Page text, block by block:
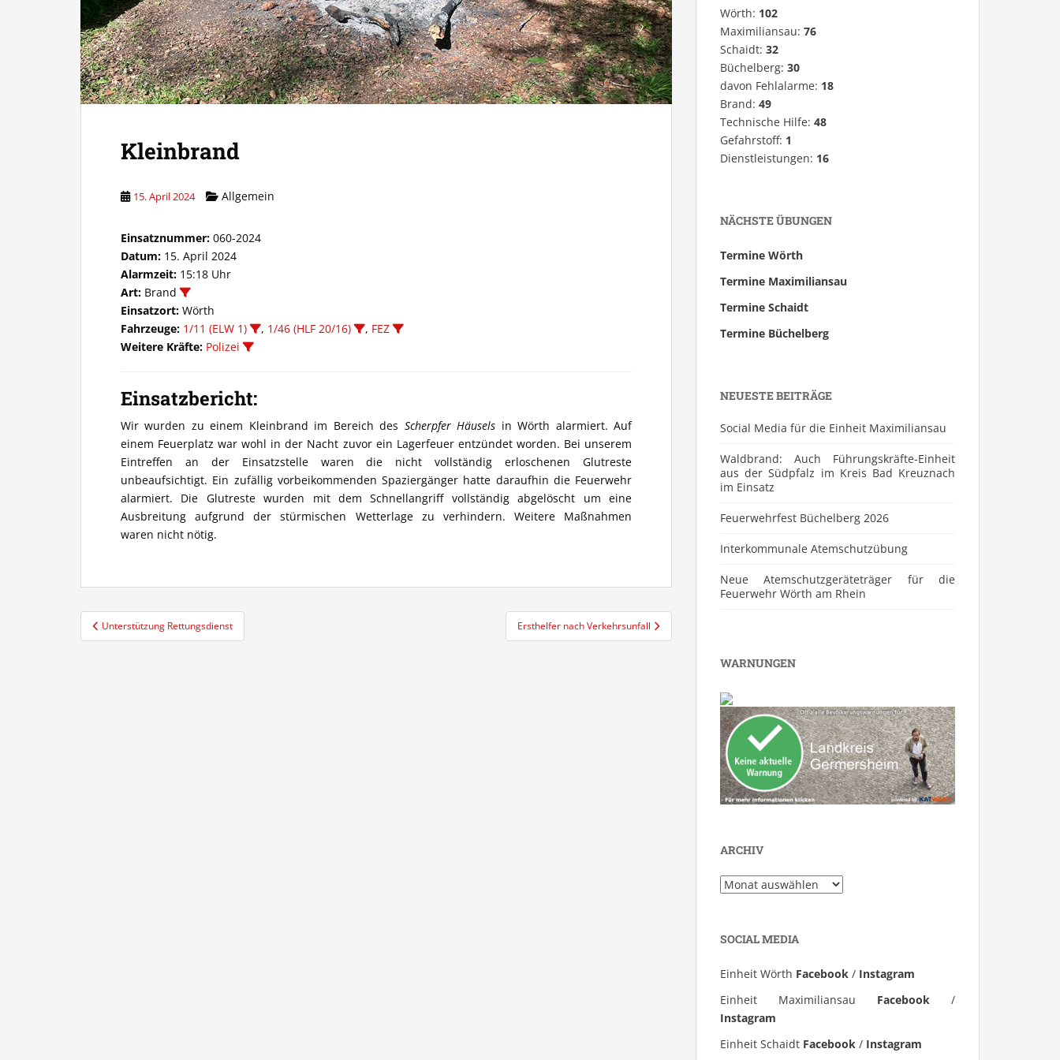
Kleinbrand
15. April 2024 Allgemein
Einsatznummer: 060-2024
Datum: 15. April 2024
Alarmzeit: 15:18 Uhr
Art: Brand
Einsatzort: Wörth
Fahrzeuge: 1/11 (ELW 1) , 1/46 (HLF 20/16) , FEZ
Weitere Kräfte: Polizei
Einsatzbericht:
Wir wurden zu einem Kleinbrand im Bereich des Scherpfer Häusels in Wörth alarmiert. Auf
einem Feuerplatz war wohl in der Nacht zuvor ein Lagerfeuer entzündet worden. Bei unserem
Eintreffen an der Einsatzstelle waren die nicht vollständig erloschenen Glutreste
unbeaufsichtigt. Ein zufällig vorbeikommenden Spaziergänger hatte daraufhin die Feuerwehr
alarmiert. Die Glutreste wurden mit dem Schnellangriff vollständig abgelöscht um eine
Ausbreitung aufgrund der stürmischen Wetterlage zu verhindern. Weitere Maßnahmen
waren nicht nötig.
Beitragsnavigation
Unterstützung Rettungsdienst Ersthelfer nach Verkehrsunfall
Wörth: 102
Maximiliansau: 76
Schaidt: 32
Büchelberg: 30
davon Fehlalarme: 18
Brand: 49
Technische Hilfe: 48
Gefahrstoff: 1
Dienstleistungen: 16
NÄCHSTE ÜBUNGEN
Termine Wörth
Termine Maximiliansau
Termine Schaidt
Termine Büchelberg
NEUESTE BEITRÄGE
Social Media für die Einheit Maximiliansau
Waldbrand: Auch Führungskräfte-Einheit
aus der Südpfalz im Kreis Bad Kreuznach
im Einsatz
Feuerwehrfest Büchelberg 2026
⁠Interkommunale Atemschutzübung
Neue Atemschutzgeräteträger für die
Feuerwehr Wörth am Rhein
WARNUNGEN
ARCHIV
Archiv
SOCIAL MEDIA
Einheit Wörth Facebook / Instagram
Einheit Maximiliansau Facebook /
Instagram
Einheit Schaidt Facebook / Instagram